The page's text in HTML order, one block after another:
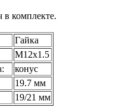
в комплекте.
Гайка
М12х1.5
конус
19.7 мм
19/21 мм